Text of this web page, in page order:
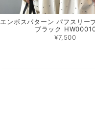
エンボスパターン パフスリー
ブラック
¥7,500